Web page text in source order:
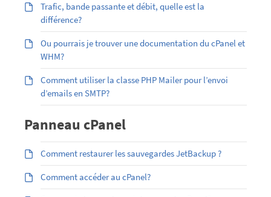
Trafic, bande passante et débit, quelle est la
différence?
Ou pourrais je trouver une documentation du cPanel et
WHM?
Comment utiliser la classe PHP Mailer pour l’envoi
d’emails en SMTP?
Panneau cPanel
Comment restaurer les sauvegardes JetBackup ?
Comment accéder au cPanel?